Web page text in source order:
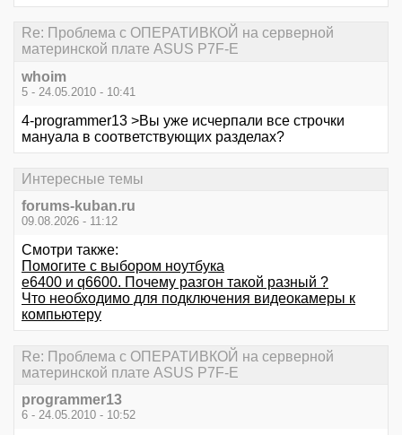
Re: Проблема с ОПЕРАТИВКОЙ на серверной
материнской плате ASUS P7F-E
whoim
5 - 24.05.2010 - 10:41
4-programmer13 >Вы уже исчерпали все строчки
мануала в соответствующих разделах?
Интересные темы
forums-kuban.ru
09.08.2026 - 11:12
Смотри также:
Помогите с выбором ноутбука
е6400 и q6600. Почему разгон такой разный ?
Что необходимо для подключения видеокамеры к
компьютеру
Re: Проблема с ОПЕРАТИВКОЙ на серверной
материнской плате ASUS P7F-E
programmer13
6 - 24.05.2010 - 10:52